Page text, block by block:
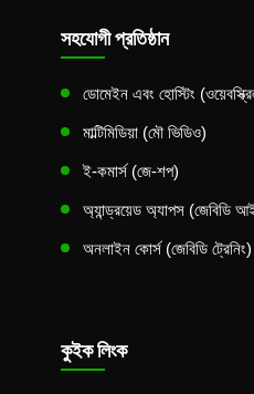
সহযোগী প্রতিষ্ঠান
ডোমেইন এবং হোস্টিং
মাল্টিমিডিয়া (মৌ ভিডিও)
ই-কমার্স (জে-শপ)
অ্যান্ড্রয়েড অ্যাপস (জেবিডি
অনলাইন কোর্স (জেবিডি ট্রেনিং)
কুইক লিংক